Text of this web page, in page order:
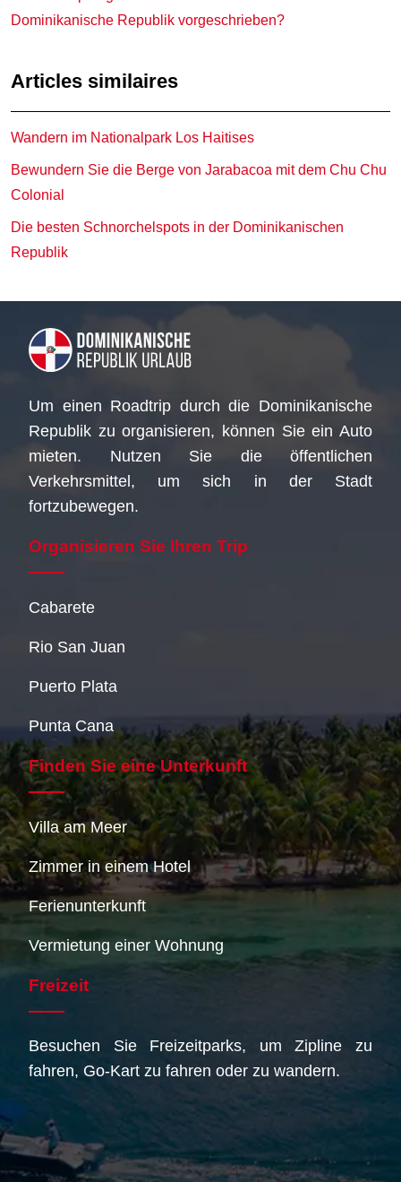
Dominikanische Republik vorgeschrieben?
Articles similaires
Wandern im Nationalpark Los Haitises
Bewundern Sie die Berge von Jarabacoa mit dem Chu Chu
Colonial
Die besten Schnorchelspots in der Dominikanischen
Republik
Um einen Roadtrip durch die Dominikanische
Republik zu organisieren, können Sie ein Auto
mieten. Nutzen Sie die öffentlichen
Verkehrsmittel, um sich in der Stadt
fortzubewegen.
Organisieren Sie Ihren Trip
Cabarete
Rio San Juan
Puerto Plata
Punta Cana
Finden Sie eine Unterkunft
Villa am Meer
Zimmer in einem Hotel
Ferienunterkunft
Vermietung einer Wohnung
Freizeit
Besuchen Sie Freizeitparks, um Zipline zu
fahren, Go-Kart zu fahren oder zu wandern.